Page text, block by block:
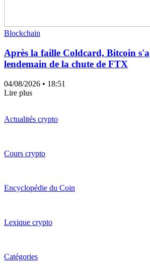
Blockchain
Après la faille Coldcard, Bitcoin
lendemain de la chute de FTX
04/08/2026 • 18:51
Lire plus
Actualités crypto
Cours crypto
Encyclopédie du Coin
Lexique crypto
Catégories